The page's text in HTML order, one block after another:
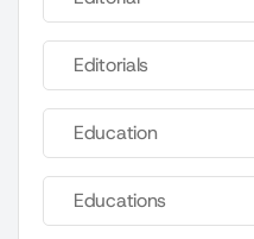
Editorials
Education
Educations